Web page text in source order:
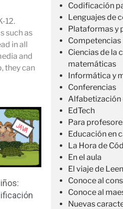
12.
such as
in all
and
they can
Codificación
Lenguajes de
Plataformas y
Competencias
Ciencias de la
matemáticas
Informática y
Conferencias
Alfabetización
EdTech
Para
Educación en
La Hora de
En el aula
El viaje de
Conoce al
Conoce al
Nuevas